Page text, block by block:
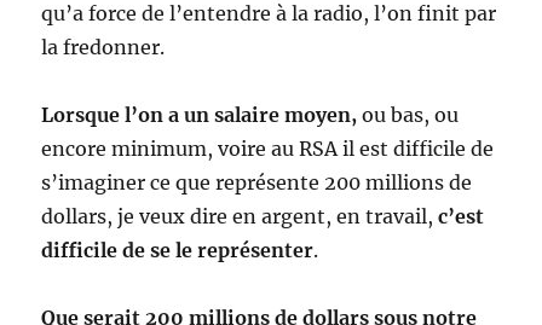
qu’a force de l’entendre à la radio, l’on finit par
la fredonner.
Lorsque l’on a un salaire moyen, ou bas, ou
encore minimum, voire au RSA il est difficile de
s’imaginer ce que représente 200 millions de
dollars, je veux dire en argent, en travail,c’est
difficile de se le représenter.
Que serait 200 millions de dollars sous notre